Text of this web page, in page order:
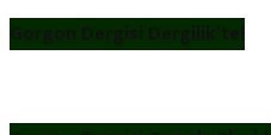
Gorgon Dergisi Dergilik’te!